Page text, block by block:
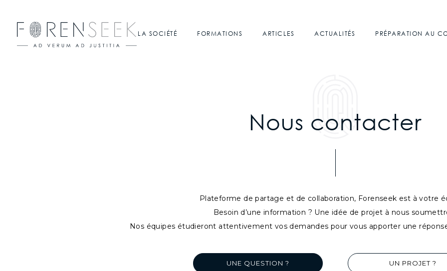
LA SOCIÉTÉ FORMATIONS ARTICLES ACTUALITÉS PRÉPARATION AU
Nous contacter
Plateforme de partage et de collaboration, Forenseek est à votre
Besoin d’une information ? Une idée de projet à nous
Nos équipes étudieront attentivement vos demandes pour vous apporter une
UNE QUESTION ? UN PROJET ?